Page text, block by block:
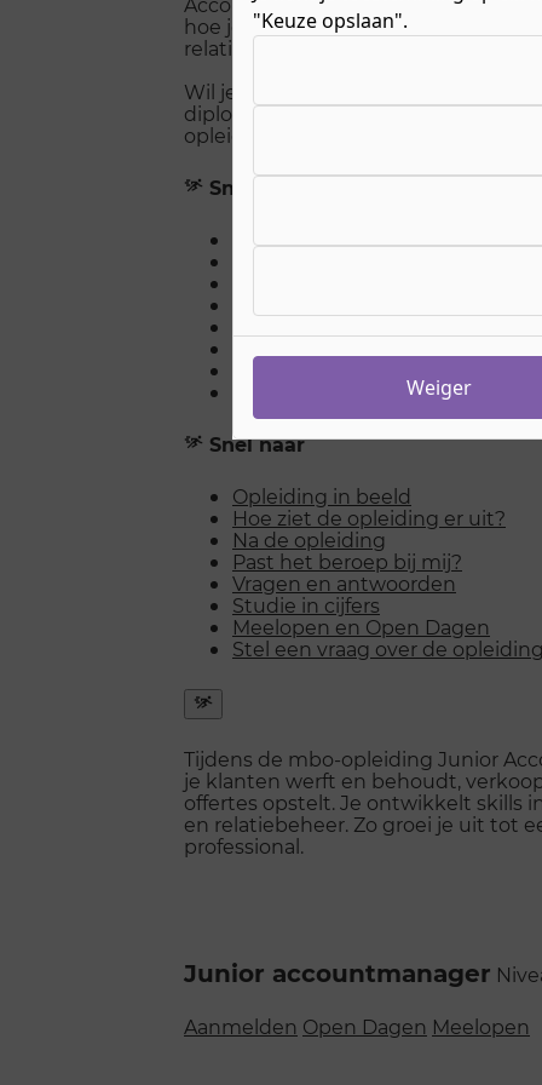
hoe je producten en diensten
relaties opbouwt.
Wil je weten wat je leert, welke
diploma kunt doen? Lees dan snel
opleiding Junior Accountmanager!
Snel naar
Opleiding in beeld
Stel een vraag over de opleiding
Snel naar
Opleiding in beeld
Hoe ziet de opleiding er uit?
Na de opleiding
Past het beroep bij mij?
Vragen en antwoorden
Studie in cijfers
Meelopen en Open Dagen
Stel een vraag over de opleiding
Snel
naar
menu
openen
Tijdens de mbo-opleiding Junior
je klanten werft en behoudt,
offertes opstelt. Je ontwikkelt skills
en relatiebeheer. Zo groei je uit tot
professional.
Junior accountmanager
Aanmelden Open Dagen Meelopen
"Keuze opslaan".
Weiger